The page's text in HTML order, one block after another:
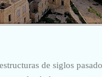
de siglos